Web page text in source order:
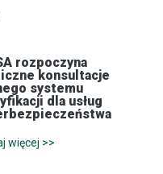
rozpoczyna
konsultacje
systemu
dla usług
więcej >>